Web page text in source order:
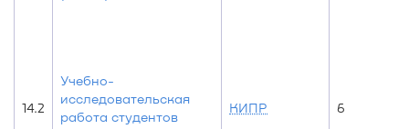
14.2
Учебно-
исследовательская
работа студентов
КИПР 6